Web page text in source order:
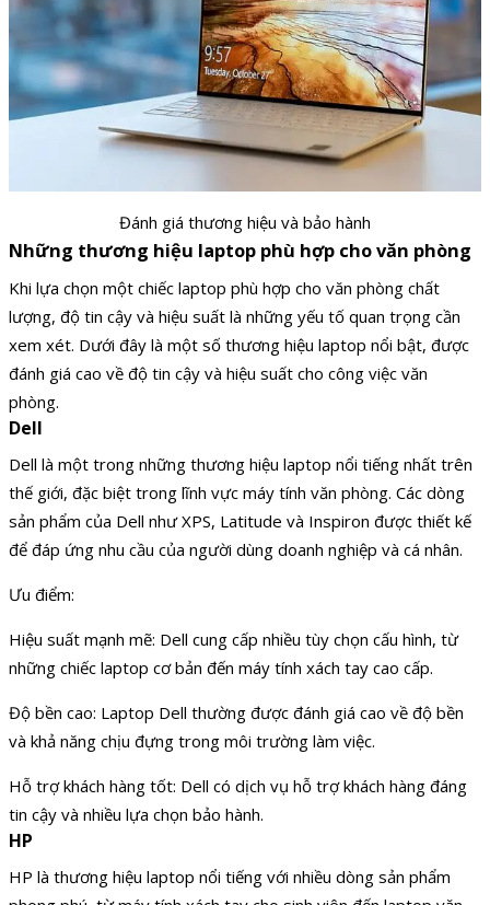
Đánh giá thương hiệu và bảo hành
Những thương hiệu laptop phù hợp cho văn phòng
Khi lựa chọn một chiếc laptop phù hợp cho văn phòng chất
lượng, độ tin cậy và hiệu suất là những yếu tố quan trọng cần
xem xét. Dưới đây là một số thương hiệu laptop nổi bật, được
đánh giá cao về độ tin cậy và hiệu suất cho công việc văn
phòng.
Dell
Dell là một trong những thương hiệu laptop nổi tiếng nhất trên
thế giới, đặc biệt trong lĩnh vực máy tính văn phòng. Các dòng
sản phẩm của Dell như XPS, Latitude và Inspiron được thiết kế
để đáp ứng nhu cầu của người dùng doanh nghiệp và cá nhân.
Ưu điểm:
Hiệu suất mạnh mẽ: Dell cung cấp nhiều tùy chọn cấu hình, từ
những chiếc laptop cơ bản đến máy tính xách tay cao cấp.
Độ bền cao: Laptop Dell thường được đánh giá cao về độ bền
và khả năng chịu đựng trong môi trường làm việc.
Hỗ trợ khách hàng tốt: Dell có dịch vụ hỗ trợ khách hàng đáng
tin cậy và nhiều lựa chọn bảo hành.
HP
HP là thương hiệu laptop nổi tiếng với nhiều dòng sản phẩm